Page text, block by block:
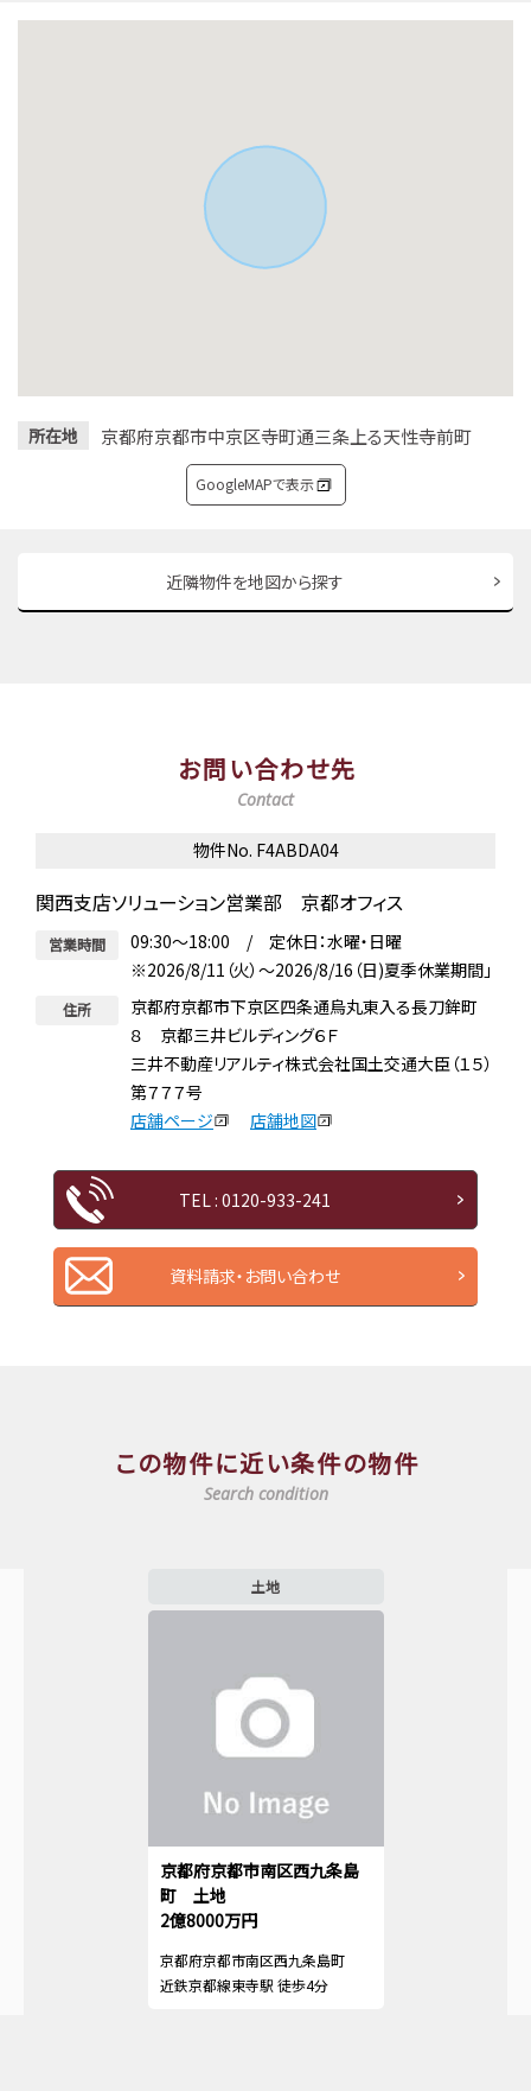
所在地 京都府京都市中京区寺町通三条上る天性寺前町
GoogleMAPで表示
近隣物件を地図から探す
お問い合わせ先
Contact
物件No. F4ABDA04
関西支店ソリューション営業部 京都オフィス
営業時間
09:30～18:00 / 定休日：水曜・日曜
※2026/8/11（火）～2026/8/16（日)夏季休業期間」
住所
京都府京都市下京区四条通烏丸東入る長刀鉾町
８ 京都三井ビルディング６Ｆ
三井不動産リアルティ株式会社国土交通大臣（１５）
第７７７号
店舗ページ
店舗地図
TEL : 0120-933-241
資料請求・お問い合わせ
この物件に近い条件の物件
Search condition
土地
京都府京都市南区西九条島
町 土地
2億8000万円
京都府京都市南区西九条島町
近鉄京都線東寺駅 徒歩4分